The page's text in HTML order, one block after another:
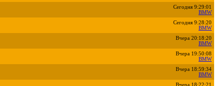
Сегодня 9:29:01
BMW
Сегодня 9:28:20
BMW
Вчера 20:18:20
BMW
Вчера 19:50:08
BMW
Вчера 18:59:34
BMW
Вчера 18:22:21